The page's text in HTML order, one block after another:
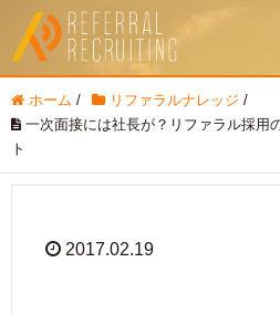
ホーム / リファラルナレッジ /
一次面接には社長が？リファラル採用
ト
2017.02.19